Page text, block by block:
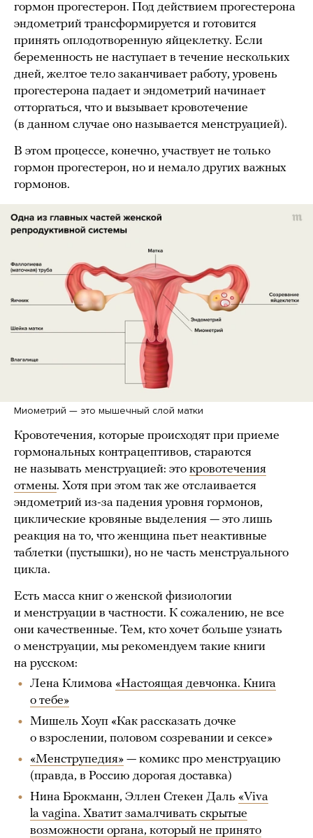
гормон прогестерон. Под действием прогестерона
эндометрий трансформируется и готовится
принять оплодотворенную яйцеклетку. Если
беременность не наступает в течение нескольких
дней, желтое тело заканчивает работу, уровень
прогестерона падает и эндометрий начинает
отторгаться, что и вызывает кровотечение
(в данном случае оно называется менструацией).
В этом процессе, конечно, участвует не только
гормон прогестерон, но и немало других важных
гормонов.
Миометрий — это мышечный слой матки
Кровотечения, которые происходят при приеме
гормональных контрацептивов, стараются
не называть менструацией: это кровотечения
отмены. Хотя при этом так же отслаивается
эндометрий из-за падения уровня гормонов,
циклические кровяные выделения — это лишь
реакция на то, что женщина пьет неактивные
таблетки (пустышки), но не часть менструального
цикла.
Есть масса книг о женской физиологии
и менструации в частности. К сожалению, не все
они качественные. Тем, кто хочет больше узнать
о менструации, мы рекомендуем такие книги
на русском:
Лена Климова «Настоящая девчонка. Книга
о тебе»
Мишель Хоуп «Как рассказать дочке
о взрослении, половом созревании и сексе»
«Менструпедия» — комикс про менструацию
(правда, в Россию дорогая доставка)
Нина Брокманн, Эллен Стекен Даль «Viva
la vagina. Хватит замалчивать скрытые
возможности органа, который не принято